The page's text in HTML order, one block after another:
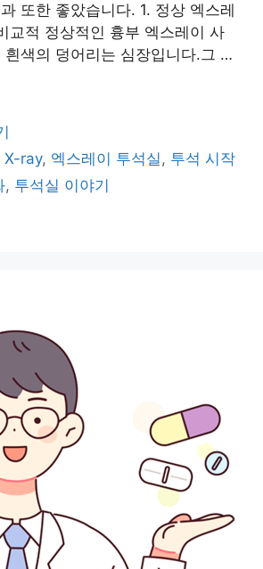
또한 좋았습니다. 1. 정상 엑스레
교적 정상적인 흉부 엑스레이 사
흰색의 덩어리는 심장입니다.그 …
X-ray, 엑스레이 투석실, 투석 시작
, 투석실 이야기